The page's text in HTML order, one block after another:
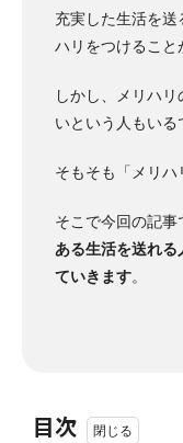
充実した生活を送
ハリをつけること
しかし、メリハ
いという人もいる
そもそも「メリハ
そこで今回の記事
ある生活を送れ
ていきます。
目次